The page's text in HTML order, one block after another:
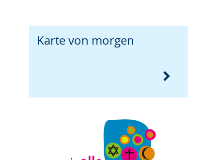
Karte von morgen